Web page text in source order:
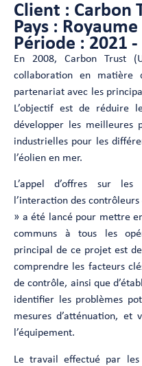
Client : Carbon
Pays :
Période : 2021 -
En 2008, Carbon Trust
collaboration en
partenariat avec les
L’objectif est de réduire
développer les meilleures
industrielles pour les
l’éolien en mer.
L’appel d’offres sur
l’interaction des
» a été lancé pour mettre
communs à tous les
principal de ce projet est
comprendre les facteurs
de contrôle, ainsi que
identifier les problèmes
mesures d’atténuation,
l’équipement.
Le travail effectué par les